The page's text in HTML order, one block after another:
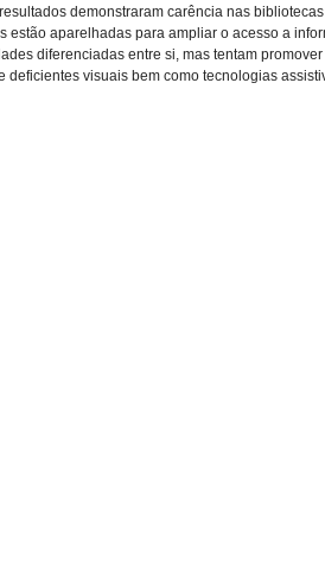
demonstraram carência nas
estão aparelhadas para ampliar o acesso a
diferenciadas entre si, mas tentam
deficientes visuais bem como tecnologias